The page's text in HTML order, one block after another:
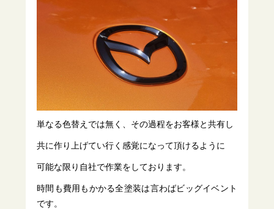
単なる色替えでは無く、その過程をお客様と共有し
共に作り上げてい行く感覚になって頂けるように
可能な限り自社で作業をしております。
時間も費用もかかる全塗装は言わばビッグイベント
です。